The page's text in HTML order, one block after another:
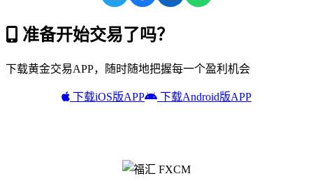
准备开始交易了吗？
下载黄金交易APP，随时随地把握每一个盈利机会
下载iOS版APP 下载Android版APP